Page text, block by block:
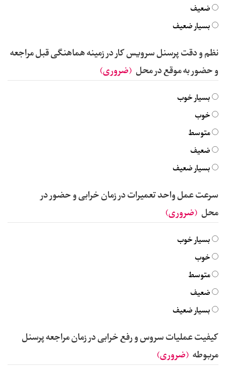
ضعیف
بسیار ضعیف
نظم و دقت پرسنل سرویس کار در زمینه هماهنگی قبل مراجعه
و حضور به موقع در محل (ضروری)
بسیار خوب
خوب
متوسط
ضعیف
بسیار ضعیف
سرعت عمل واحد تعمیرات در زمان خرابی و حضور در
محل (ضروری)
بسیار خوب
خوب
متوسط
ضعیف
بسیار ضعیف
کیفیت عملیات سروس و رفع خرابی در زمان مراجعه پرسنل
مربوطه (ضروری)